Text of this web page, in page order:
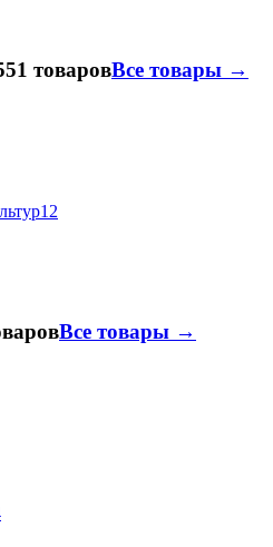
товаровВсе товары →
12
Все товары →